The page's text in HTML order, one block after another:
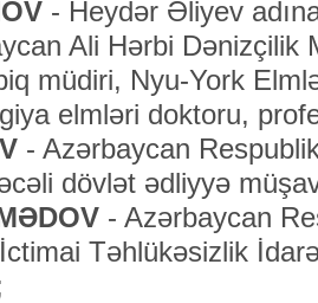
- Heydər Əliyev
Ali Hərbi Dənizçilik
müdiri, Nyu-York
elmləri doktoru,
- Azərbaycan
dövlət ədliyyə
- Azərbaycan
Təhlükəsizlik